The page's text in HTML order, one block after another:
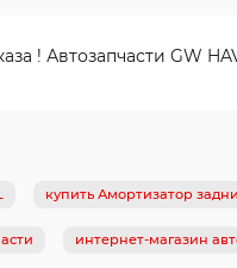
! Автозапчасти GW
купить Амортизатор
интернет-магазин